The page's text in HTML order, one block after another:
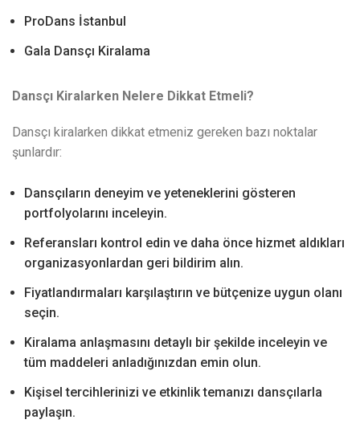
ProDans İstanbul
Gala Dansçı Kiralama
Dansçı Kiralarken Nelere Dikkat Etmeli?
Dansçı kiralarken dikkat etmeniz gereken bazı noktalar
şunlardır:
Dansçıların deneyim ve yeteneklerini gösteren
portfolyolarını inceleyin.
Referansları kontrol edin ve daha önce hizmet aldıkları
organizasyonlardan geri bildirim alın.
Fiyatlandırmaları karşılaştırın ve bütçenize uygun olanı
seçin.
Kiralama anlaşmasını detaylı bir şekilde inceleyin ve
tüm maddeleri anladığınızdan emin olun.
Kişisel tercihlerinizi ve etkinlik temanızı dansçılarla
paylaşın.